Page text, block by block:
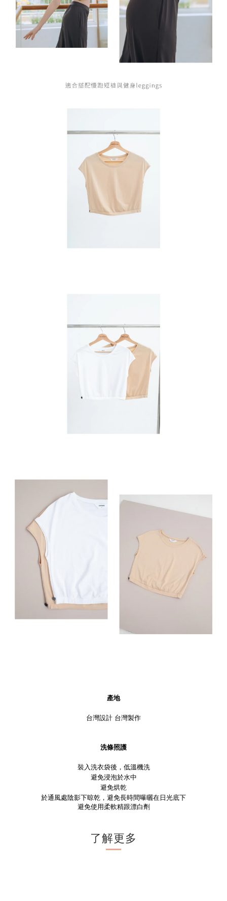
產地
台灣設計 台灣製作
洗條照護
裝入洗衣袋後，低溫機洗
避免浸泡於水中
避免烘乾
於通風處陰影下晾乾，避免長時間曝曬在日光底下
避免使用柔軟精跟漂白劑
了解更多